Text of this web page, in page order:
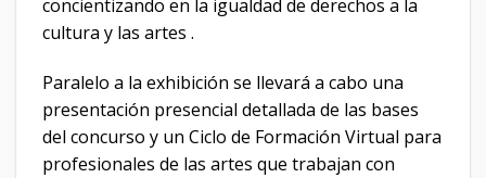
concientizando en la igualdad de derechos a la
cultura y las artes .
Paralelo a la exhibición se llevará a cabo una
presentación presencial detallada de las bases
del concurso y un Ciclo de Formación Virtual para
profesionales de las artes que trabajan con